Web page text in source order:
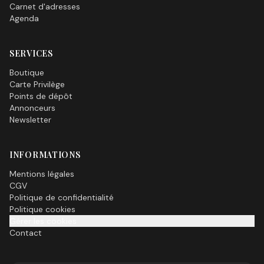
Carnet d'adresses
Agenda
SERVICES
Boutique
Carte Privilège
Points de dépôt
Annonceurs
Newsletter
INFORMATIONS
Mentions légales
CGV
Politique de confidentialité
Politique cookies
Contact